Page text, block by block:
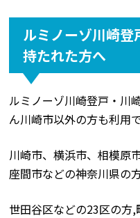
ルミノーゾ川崎登
持たれた方へ
ルミノーゾ川崎登戸・川
ん川崎市以外の方も利用で
川崎市、横浜市、相模原
座間市などの神奈川県の
世田谷区などの23区の方